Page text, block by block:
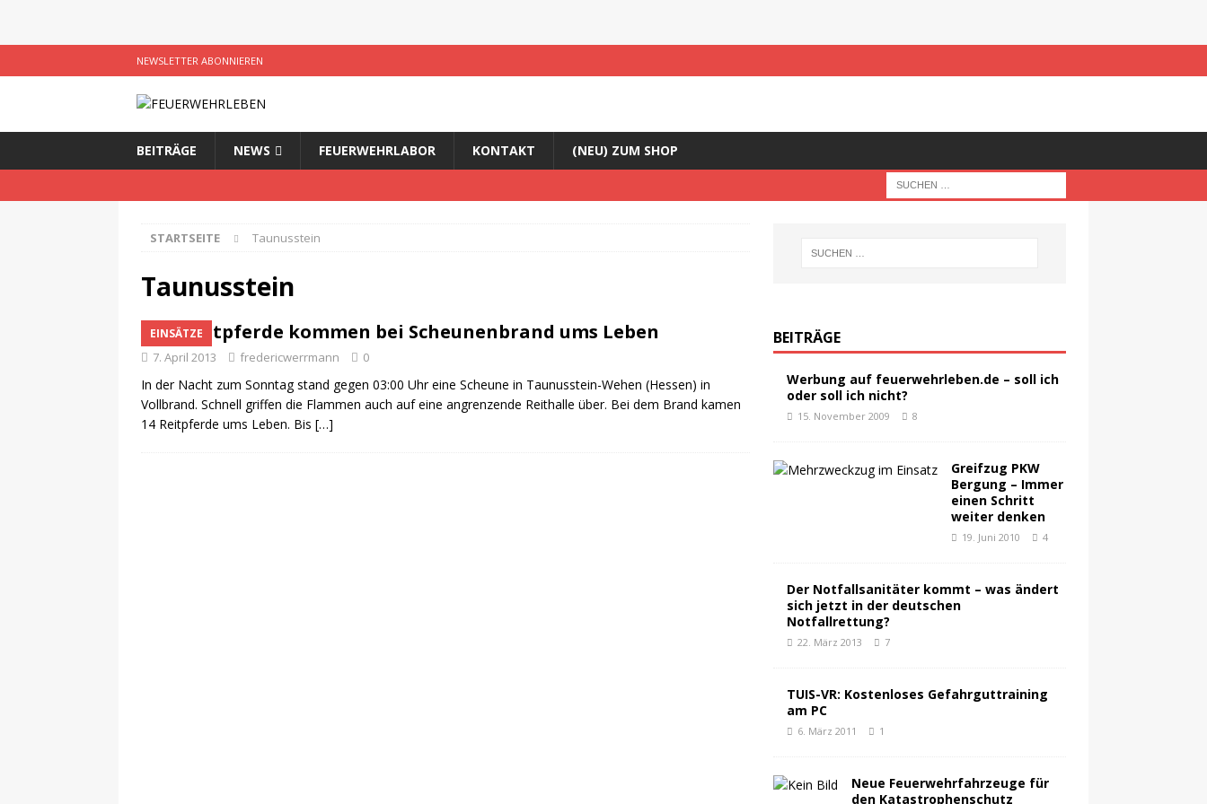
NEWSLETTER ABONNIEREN
BEITRÄGE NEWS FEUERWEHRLABOR KONTAKT (NEU) ZUM SHOP
STARTSEITE Taunusstein
Taunusstein
EINSÄTZE
14 Reitpferde kommen bei Scheunenbrand ums Leben
7. April 2013 fredericwerrmann 0
In der Nacht zum Sonntag stand gegen 03:00 Uhr eine Scheune in Taunusstein-Wehen (Hessen) in
Vollbrand. Schnell griffen die Flammen auch auf eine angrenzende Reithalle über. Bei dem Brand kamen
14 Reitpferde ums Leben. Bis […]
BEITRÄGE
Werbung auf feuerwehrleben.de – soll ich
oder soll ich nicht?
15. November 2009 8
Greifzug PKW
Bergung – Immer
einen Schritt
weiter denken
19. Juni 2010 4
Der Notfallsanitäter kommt – was ändert
sich jetzt in der deutschen
Notfallrettung?
22. März 2013 7
TUIS-VR: Kostenloses Gefahrguttraining
am PC
6. März 2011 1
Neue Feuerwehrfahrzeuge für
den Katastrophenschutz